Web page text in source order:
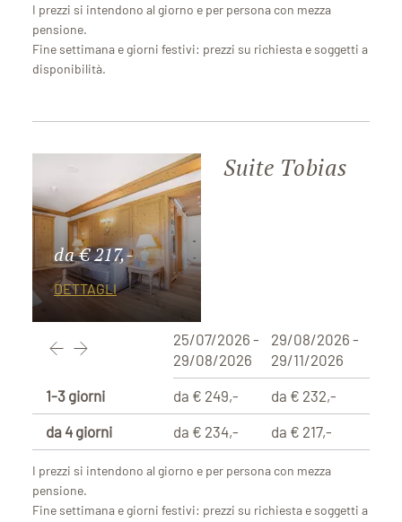
I prezzi si intendono al giorno e per persona con mezza
pensione.
Fine settimana e giorni festivi: prezzi su richiesta e soggetti a
disponibilità.
da € 217,-
DETTAGLI
Suite Tobias
25/07/2026 -
29/08/2026
29/08/2026 -
29/11/2026
1-3 giorni
da 4 giorni
da € 249,-
da € 234,-
da € 232,-
da € 217,-
I prezzi si intendono al giorno e per persona con mezza
pensione.
Fine settimana e giorni festivi: prezzi su richiesta e soggetti a